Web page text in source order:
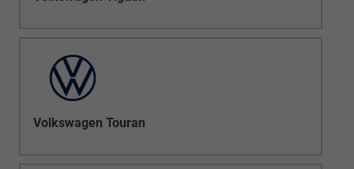
Volkswagen Touran